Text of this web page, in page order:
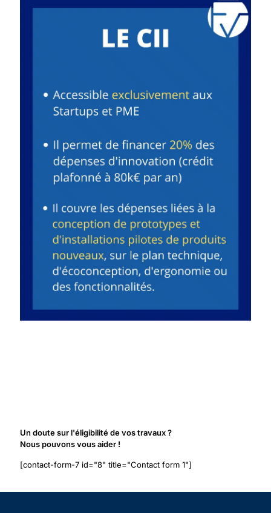
Un doute sur l'éligibilité de vos travaux ?
Nous pouvons vous aider !
[contact-form-7 id="8" title="Contact form 1"]